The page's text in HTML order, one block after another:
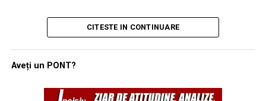
Această rundă de finanțare reprezintă o etapă esențială
în programul SB-AMTI (Space-Based Airborne Moving
lansat în luna aprilie a acestui an. Inițiativa este
gestionată de biroul de portofoliu pentru detecție și
țintire spațială, având ca scop final crearea unei rețele
CITESTE IN CONTINUARE
Aveți un PONT?